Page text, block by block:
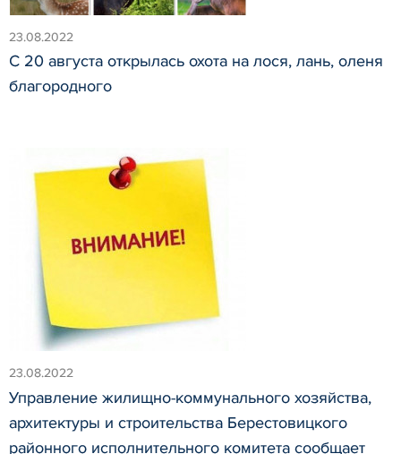
23.08.2022
С 20 августа открылась охота на лося, лань, оленя
благородного
23.08.2022
Управление жилищно-коммунального хозяйства,
архитектуры и строительства Берестовицкого
районного исполнительного комитета сообщает